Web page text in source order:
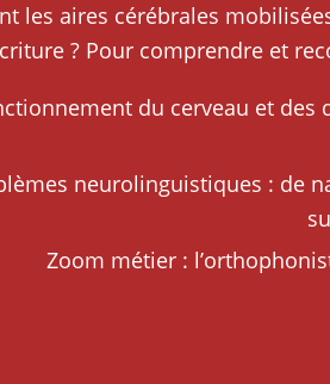
les aires cérébrales
? Pour comprendre et
du cerveau et des
neurolinguistiques : de
Zoom métier :